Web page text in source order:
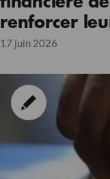
renforcer
17 juin 2026